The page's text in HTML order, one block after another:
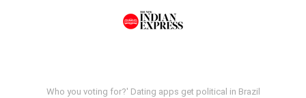
Who you voting for?' Dating apps get political in Brazil